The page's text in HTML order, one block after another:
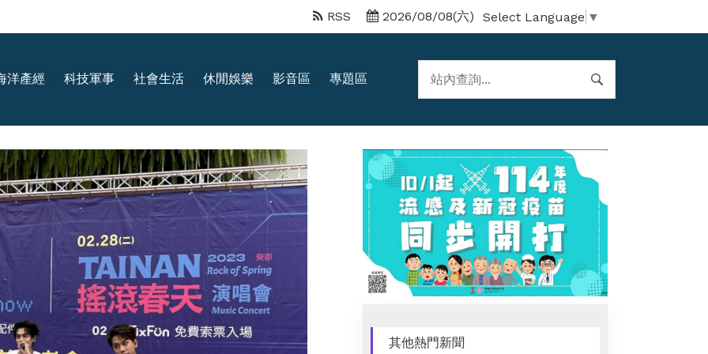
Select Language ▼
2026/08/08(六)
RSS
洋產經 科技軍事 社會生活 休閒娛樂 影音區 專題區
其他熱門新聞